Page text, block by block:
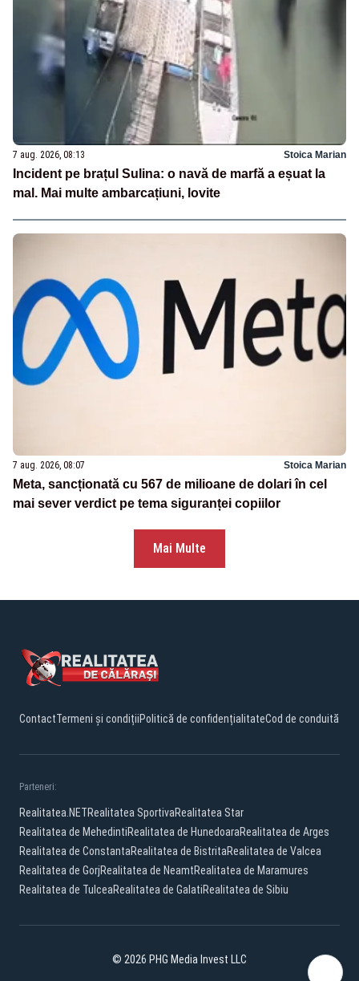
7 aug. 2026, 08:13 Stoica Marian
Incident pe brațul Sulina: o navă de marfă a eșuat la
mal. Mai multe ambarcațiuni, lovite
7 aug. 2026, 08:07 Stoica Marian
Meta, sancționată cu 567 de milioane de dolari în cel
mai sever verdict pe tema siguranței copiilor
Mai Multe
ContactTermeni și condițiiPolitică de confidențialitateCod de conduită
Parteneri:
Realitatea.NETRealitatea SportivaRealitatea Star
Realitatea de MehedintiRealitatea de HunedoaraRealitatea de Arges
Realitatea de ConstantaRealitatea de BistritaRealitatea de Valcea
Realitatea de GorjRealitatea de NeamtRealitatea de Maramures
Realitatea de TulceaRealitatea de GalatiRealitatea de Sibiu
© 2026 PHG Media Invest LLC